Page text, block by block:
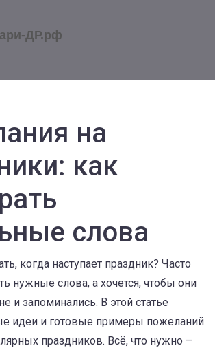
на
как
слова
когда наступает праздник? Часто
нужные слова, а хочется, чтобы они
и запоминались. В этой статье
идеи и готовые примеры пожеланий
праздников. Всё, что нужно –